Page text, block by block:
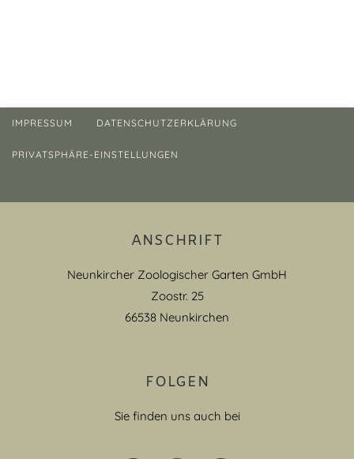
IMPRESSUM DATENSCHUTZERKLÄRUNG
PRIVATSPHÄRE-EINSTELLUNGEN
ANSCHRIFT
Neunkircher Zoologischer Garten GmbH
Zoostr. 25
66538 Neunkirchen
FOLGEN
Sie finden uns auch bei